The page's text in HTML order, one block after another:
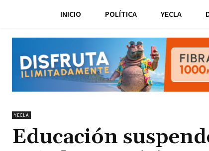
INICIO POLÍTICA YECLA
YECLA
Educación